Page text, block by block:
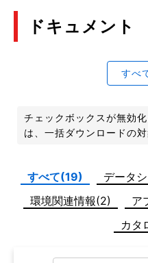
ドキュメント
すべ
チェックボックスが無効
は、一括ダウンロードの対
すべて(19) データ
環境関連情報(2)
ア
カタ